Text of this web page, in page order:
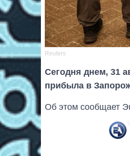
Reuters
Сегодня днем, 31
прибыла в
Об этом сообщает